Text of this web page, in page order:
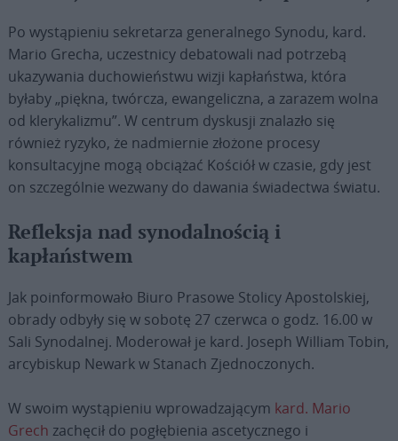
Po wystąpieniu sekretarza generalnego Synodu, kard.
Mario Grecha, uczestnicy debatowali nad potrzebą
ukazywania duchowieństwu wizji kapłaństwa, która
byłaby „piękna, twórcza, ewangeliczna, a zarazem wolna
od klerykalizmu”. W centrum dyskusji znalazło się
również ryzyko, że nadmiernie złożone procesy
konsultacyjne mogą obciążać Kościół w czasie, gdy jest
on szczególnie wezwany do dawania świadectwa światu.
Refleksja nad synodalnością i
kapłaństwem
Jak poinformowało Biuro Prasowe Stolicy Apostolskiej,
obrady odbyły się w sobotę 27 czerwca o godz. 16.00 w
Sali Synodalnej. Moderował je kard. Joseph William Tobin,
arcybiskup Newark w Stanach Zjednoczonych.
W swoim wystąpieniu wprowadzającym kard. Mario
Grech zachęcił do pogłębienia ascetycznego i